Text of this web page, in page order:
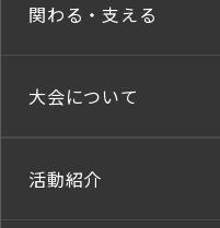
関わる・支える
大会について
活動紹介